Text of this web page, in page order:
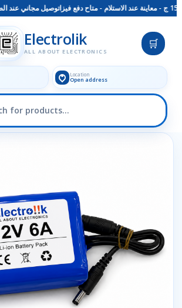
توصيل مجاني عند الطلب بـ 1500 ج - معاينة عند الاستلام - متاح
Electrolik
ALL ABOUT ELECTRONICS
🛒
Location
Open address